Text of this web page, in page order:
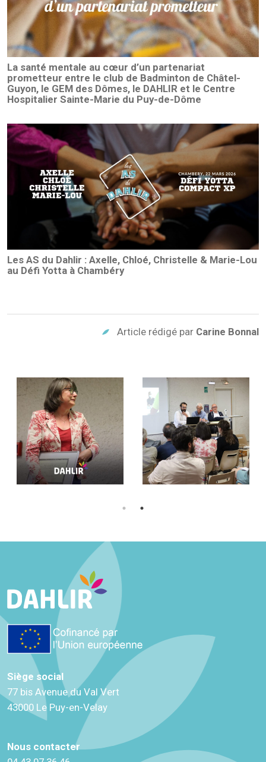
La santé mentale au cœur d’un partenariat
prometteur entre le club de Badminton de Châtel-
Guyon, le GEM des Dômes, le DAHLIR et le Centre
Hospitalier Sainte-Marie du Puy-de-Dôme
Les AS du Dahlir : Axelle, Chloé, Christelle & Marie-Lou
au Défi Yotta à Chambéry
Article rédigé par Carine Bonnal
Siège social
77 bis Avenue du Val Vert
43000 Le Puy-en-Velay
Nous contacter